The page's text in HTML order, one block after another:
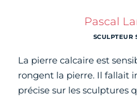
Pascal
SCULPTEUR
La pierre calcaire est
rongent la pierre. Il fallait
précise sur les sculptures